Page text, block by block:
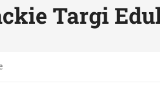
Targi